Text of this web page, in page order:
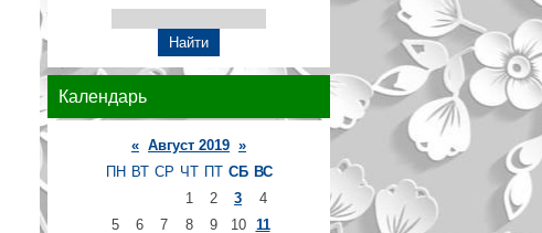
Календарь
« Август 2019 »
ПН ВТ СР ЧТ ПТ СБ ВС
1
2 3
4
5
6 7 8 9 10
11